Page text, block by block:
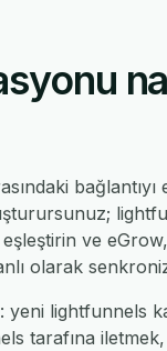
ve
olarak
lightfunnels
tarafına iletmek,